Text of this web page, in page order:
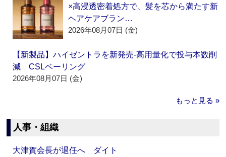
×高浸透密着処方で、髪を芯から満たす新
ヘアケアブラン…
2026年08月07日 (金)
【新製品】ハイゼントラを新発売‐高用量化で投与本数削
減 CSLベーリング
2026年08月07日 (金)
もっと見る »
人事・組織
大津賀会長が退任へ ダイト